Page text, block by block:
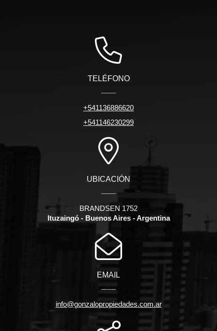
TELÉFONO
+541136886620
+541146230299
UBICACIÓN
BRANDSEN 1752
Ituzaingó - Buenos Aires - Argentina
EMAIL
info@gonzalopropiedades.com.ar